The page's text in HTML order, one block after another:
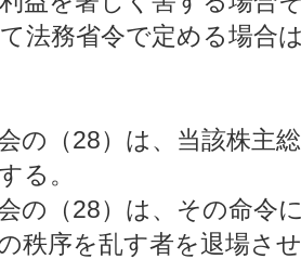
法務省令で定める場合
の（28）は、当該株主
る。
の（28）は、その命令
秩序を乱す者を退場さ